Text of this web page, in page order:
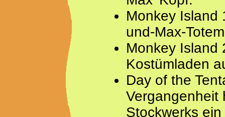
Monkey Island
und-Max-
Monkey Island
Kostümladen
Day of the
Vergangenheit
Stockwerks